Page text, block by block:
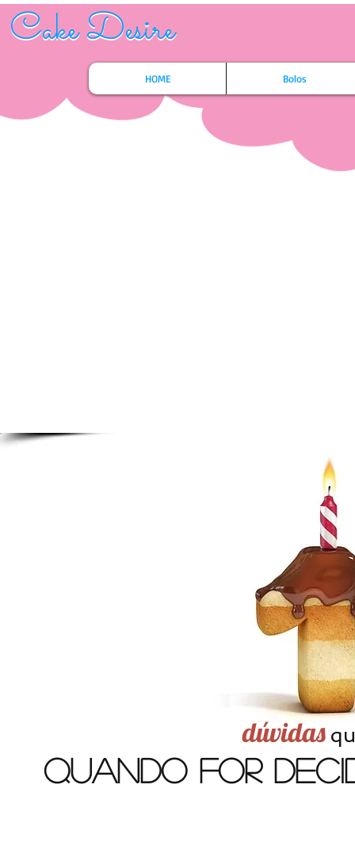
Cake Desire
Cake Desire
HOME Bolos
dúvidas
quando for